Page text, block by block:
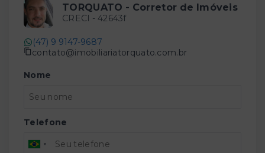
TORQUATO - Corretor de Imóveis
CRECI - 42643f
(47) 9 9147-9687
contato@imobiliariatorquato.com.br
Nome
Telefone